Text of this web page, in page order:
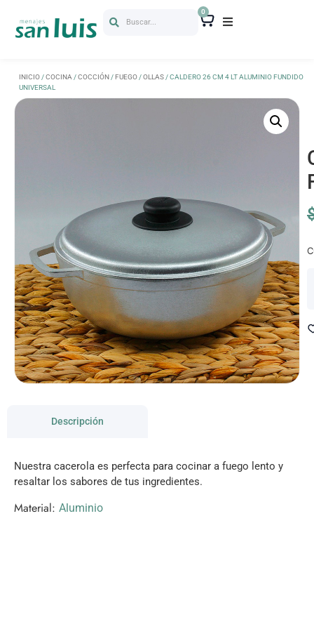
Buscar...
0
INICIO /COCINA /COCCIÓN /FUEGO /OLLAS / CALDERO 26 CM 4 LT ALUMINIO FUNDIDO
UNIVERSAL
Descripción
Nuestra cacerola es perfecta para cocinar a fuego lento y
resaltar los sabores de tus ingredientes.
Material: Aluminio